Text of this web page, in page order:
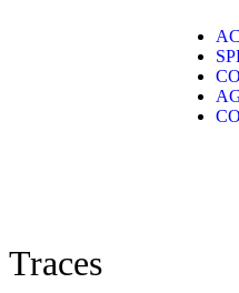
Traces